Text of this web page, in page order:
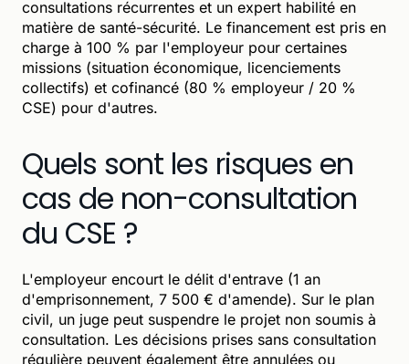
consultations récurrentes et un expert habilité en
matière de santé-sécurité. Le financement est pris en
charge à 100 % par l'employeur pour certaines
missions (situation économique, licenciements
collectifs) et cofinancé (80 % employeur / 20 %
CSE) pour d'autres.
Quels sont les risques en
cas de non-consultation
du CSE ?
L'employeur encourt le délit d'entrave (1 an
d'emprisonnement, 7 500 € d'amende). Sur le plan
civil, un juge peut suspendre le projet non soumis à
consultation. Les décisions prises sans consultation
régulière peuvent également être annulées ou